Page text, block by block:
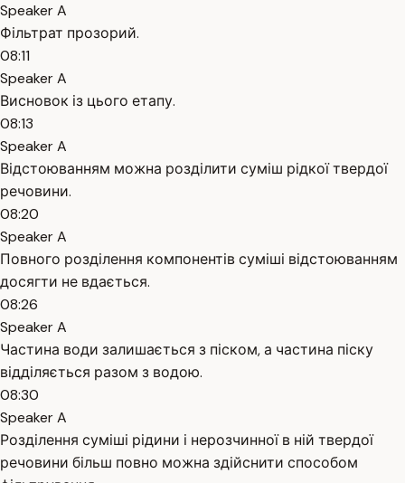
Speaker A
Фільтрат прозорий.
08:11
Speaker A
Висновок із цього етапу.
08:13
Speaker A
Відстоюванням можна розділити суміш рідкої твердої
речовини.
08:20
Speaker A
Повного розділення компонентів суміші відстоюванням
досягти не вдається.
08:26
Speaker A
Частина води залишається з піском, а частина піску
відділяється разом з водою.
08:30
Speaker A
Розділення суміші рідини і нерозчинної в ній твердої
речовини більш повно можна здійснити способом